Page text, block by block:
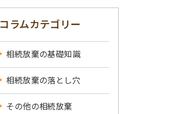
コラムカテゴリー
相続放棄の基礎知識
相続放棄の落とし穴
その他の相続放棄